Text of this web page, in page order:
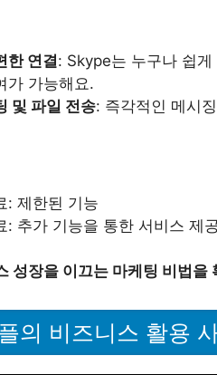
한 연결: Skype는 누구나 쉽
가 가능해요.
및 파일 전송: 즉각적인 메시
: 제한된 기능
: 추가 기능을 통한 서비스 제
성장을 이끄는 마케팅 비법을
의 비즈니스 활용